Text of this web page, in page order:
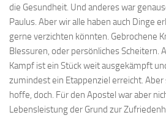
die Gesundheit. Und anderes war
Paulus. Aber wir alle haben auch Dinge
gerne verzichten könnten. Gebrochene
Blessuren, oder persönliches Scheitern.
Kampf ist ein Stück weit ausgekämpft
zumindest ein Etappenziel erreicht.
hoffe, doch. Für den Apostel war aber
Lebensleistung der Grund zur